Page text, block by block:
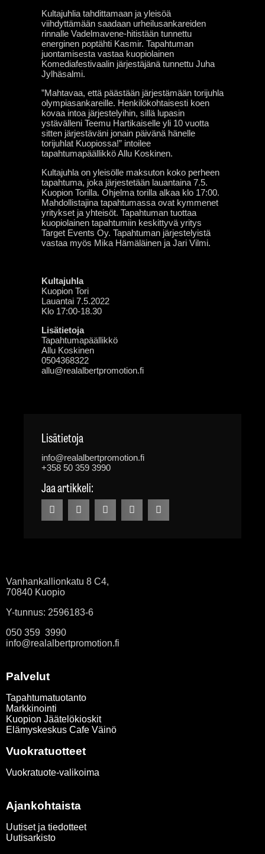
Kultajuhlia tahdittamaan ja yleisöä
viihdyttämään saadaan urheilusankareiden
rinnalle Vadelmavene-hitistään tunnettu
energinen poptähti Kasmir. Tapahtuman
juontamisesta vastaa kuopiolainen
Komediafestivaalin järjestäjänä tunnettu Juha
Jylhäsalmi.
”Mahtavaa, että päästään järjestämään torijuhla
olympiasankareille. Henkilökohtaisesti koen
kovaa intoa järjestelyihin, sillä lupasin
ystävälleni Teemu Hartikaiselle yli 10 vuotta
sitten järjestäväni jonain päivänä hänelle
torijuhlat Kuopiossa!” intoilee
tapahtumapäällikkö Allu Koskinen.
Kultajuhla on yleisölle maksuton koko perheen
tapahtuma, joka järjestetään lauantaina 7.5.
Kuopion Torilla. Ohjelma torilla alkaa klo 17:00.
Mahdollistajina tapahtumassa ovat kymmenet
yritykset ja yhteisöt. Tapahtuman tuottaa
kuopiolainen tapahtumiin keskittyvä yritys
Target Events Oy. Tapahtuman järjestelyistä
vastaa myös Mika Hämäläinen ja Jari Vilmi.
Kultajuhla
Kuopion Tori
Lauantai 7.5.2022
Klo 17:00-18.30
Lisätietoja
Tapahtumapäällikkö
Allu Koskinen
0504368322
allu@realalbertpromotion.fi
Lisätietoja
info@realalbertpromotion.fi
+358 50 359 3990
Jaa artikkeli:
Vanhankallionkatu 8 C4,
70840 Kuopio
Y-tunnus: 2596183-6
050 359 3990
info@realalbertpromotion.fi
Palvelut
Tapahtumatuotanto
Markkinointi
Kuopion Jäätelökioskit
Elämyskeskus Cafe Väinö
Vuokratuotteet
Vuokratuote-valikoima
Ajankohtaista
Uutiset ja tiedotteet
Uutisarkisto